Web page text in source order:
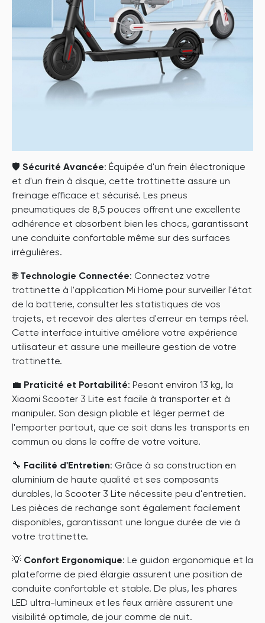
🛡️ Sécurité Avancée: Équipée d'un frein électronique
et d'un frein à disque, cette trottinette assure un
freinage efficace et sécurisé. Les pneus
pneumatiques de 8,5 pouces offrent une excellente
adhérence et absorbent bien les chocs, garantissant
une conduite confortable même sur des surfaces
irrégulières.
🌐Technologie Connectée: Connectez votre
trottinette à l'application Mi Home pour surveiller l'état
de la batterie, consulter les statistiques de vos
trajets, et recevoir des alertes d'erreur en temps réel.
Cette interface intuitive améliore votre expérience
utilisateur et assure une meilleure gestion de votre
trottinette.
💼 Praticité et Portabilité: Pesant environ 13 kg, la
Xiaomi Scooter 3 Lite est facile à transporter et à
manipuler. Son design pliable et léger permet de
l'emporter partout, que ce soit dans les transports en
commun ou dans le coffre de votre voiture.
🔧 Facilité d'Entretien: Grâce à sa construction en
aluminium de haute qualité et ses composants
durables, la Scooter 3 Lite nécessite peu d'entretien.
Les pièces de rechange sont également facilement
disponibles, garantissant une longue durée de vie à
votre trottinette.
💡 Confort Ergonomique: Le guidon ergonomique et la
plateforme de pied élargie assurent une position de
conduite confortable et stable. De plus, les phares
LED ultra-lumineux et les feux arrière assurent une
visibilité optimale, de jour comme de nuit.